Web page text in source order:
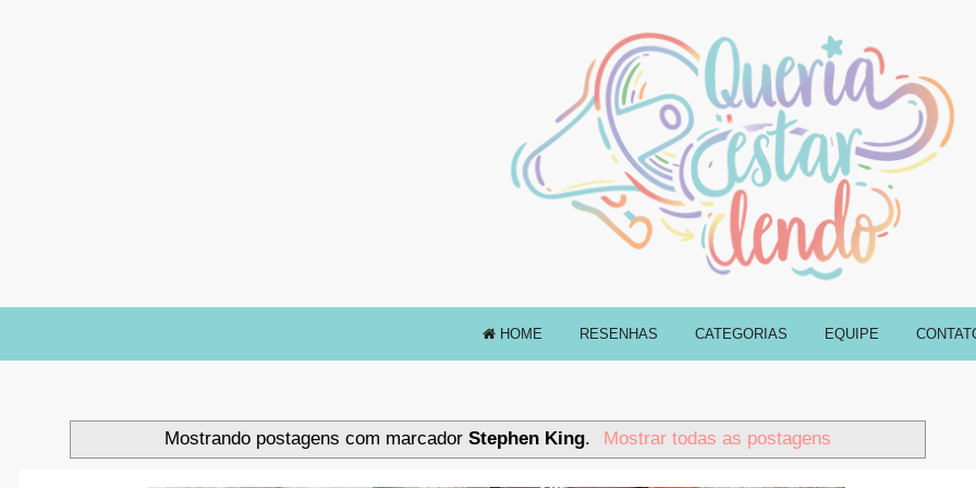
HOME RESENHAS CATEGORIAS EQUIPE
Mostrando postagens com marcadorStephen King. Mostrar todas as postagens